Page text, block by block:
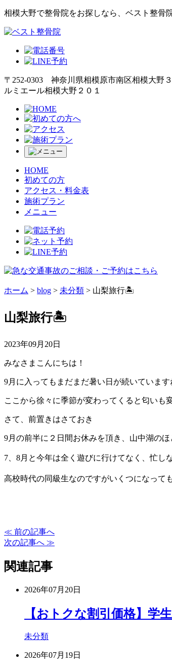
相模大野で整骨院をお探しなら、ベスト整骨
〒252-0303 神奈川県相模原市南区相模大野
ルミエール相模大野２０１
HOME
初めての方
アクセス・料金表
施術プラン
メニュー
ホーム > blog > 未分類 > 山梨旅行🏝️
山梨旅行🏝️
2023年09月20日
みなさまこんにちは！
9月に入ってもまだまだ暑い日が続いています
ここから徐々に季節が変わってくると匂い
さて、前置きはさておき
9月の前半に２日間お休みを頂き、山中湖の
7、8月と今年は全く遊びに行けてなく、忙
高校時代の同級生なのですがいくつになって
≪ 前の記事へ
次の記事へ ≫
関連記事
2026年07月20日
【おトクな割引価格】学
未分類
2026年07月19日